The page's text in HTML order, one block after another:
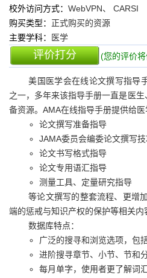
校外访问方式： WebVPN、 CARSI
购买类型： 正式购买的资源
主要学科：
医学
评价打分 (您的评价
美国医学会在线论文撰写指导
之一，多年来该指导手册一直是医
备资源。AMA在线指导手册提供给
论文撰写准备指导
JAMA委员会编委论文撰写
论文书写格式指导
论文专用语汇指导
测量工具、定量研究指导
等论文撰写的整套流程、更增
端的惩戒与知识产权的保护等相关
数据库特点：
广泛的搜寻和浏览选项，包
进阶搜寻章节、小节、节和
每月单字，使用者更了解词